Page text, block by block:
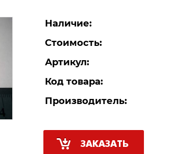
Наличие:
Стоимость:
Артикул:
Код товара:
Производитель:
ЗАКАЗАТЬ